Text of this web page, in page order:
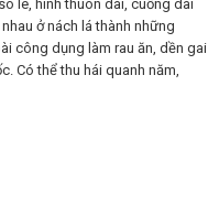
le, hình thuôn dài, cuống dài
ở nách lá thành những
công dụng làm rau ăn, dền gai
Có thể thu hái quanh năm,